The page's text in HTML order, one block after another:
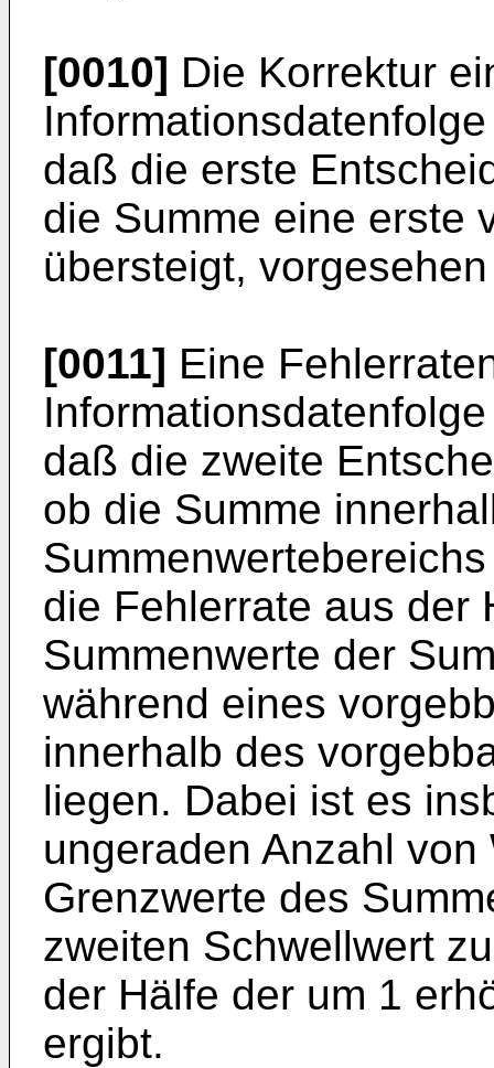
[0010] Die Korrektur
daß die erste
die Summe eine erste
übersteigt,
[0011] Eine
daß die zweite
ob die Summe
die Fehlerrate aus der
Summenwerte der
während eines
innerhalb des
liegen. Dabei ist es
ungeraden Anzahl
Grenzwerte des
zweiten Schwellwert
der Hälfe der um 1
ergibt.